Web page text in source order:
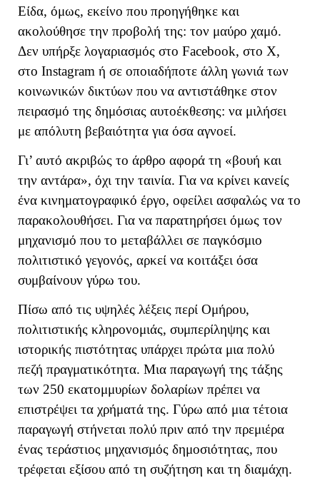
Είδα, όμως, εκείνο που προηγήθηκε και
ακολούθησε την προβολή της: τον μαύρο χαμό.
Δεν υπήρξε λογαριασμός στο Facebook, στο X,
στο Instagram ή σε οποιαδήποτε άλλη γωνιά των
κοινωνικών δικτύων που να αντιστάθηκε στον
πειρασμό της δημόσιας αυτοέκθεσης: να μιλήσει
με απόλυτη βεβαιότητα για όσα αγνοεί.
Γι’ αυτό ακριβώς το άρθρο αφορά τη «βουή και
την αντάρα», όχι την ταινία. Για να κρίνει κανείς
ένα κινηματογραφικό έργο, οφείλει ασφαλώς να το
παρακολουθήσει. Για να παρατηρήσει όμως τον
μηχανισμό που το μεταβάλλει σε παγκόσμιο
πολιτιστικό γεγονός, αρκεί να κοιτάξει όσα
συμβαίνουν γύρω του.
Πίσω από τις υψηλές λέξεις περί Ομήρου,
πολιτιστικής κληρονομιάς, συμπερίληψης και
ιστορικής πιστότητας υπάρχει πρώτα μια πολύ
πεζή πραγματικότητα. Μια παραγωγή της τάξης
των 250 εκατομμυρίων δολαρίων πρέπει να
επιστρέψει τα χρήματά της. Γύρω από μια τέτοια
παραγωγή στήνεται πολύ πριν από την πρεμιέρα
ένας τεράστιος μηχανισμός δημοσιότητας, που
τρέφεται εξίσου από τη συζήτηση και τη διαμάχη.